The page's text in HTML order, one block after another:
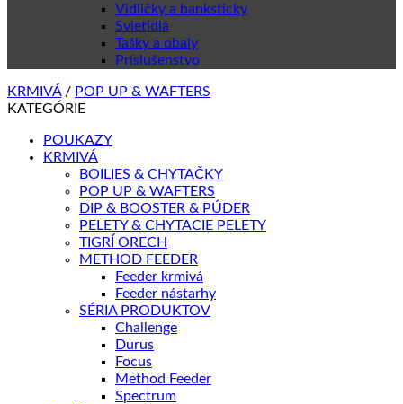
Vidličky a banksticky
Svietidlá
Tašky a obaly
Príslušenstvo
KRMIVÁ / POP UP & WAFTERS
KATEGÓRIE
POUKAZY
KRMIVÁ
BOILIES & CHYTAČKY
POP UP & WAFTERS
DIP & BOOSTER & PÚDER
PELETY & CHYTACIE PELETY
TIGRÍ ORECH
METHOD FEEDER
Feeder krmivá
Feeder nástarhy
SÉRIA PRODUKTOV
Challenge
Durus
Focus
Method Feeder
Spectrum